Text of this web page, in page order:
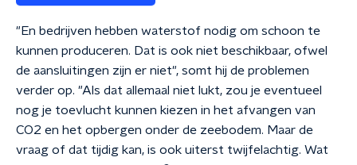
"En bedrijven hebben waterstof nodig om schoon te
kunnen produceren. Dat is ook niet beschikbaar, ofwel
de aansluitingen zijn er niet", somt hij de problemen
verder op. "Als dat allemaal niet lukt, zou je eventueel
nog je toevlucht kunnen kiezen in het afvangen van
CO2 en het opbergen onder de zeebodem. Maar de
vraag of dat tijdig kan, is ook uiterst twijfelachtig. Wat